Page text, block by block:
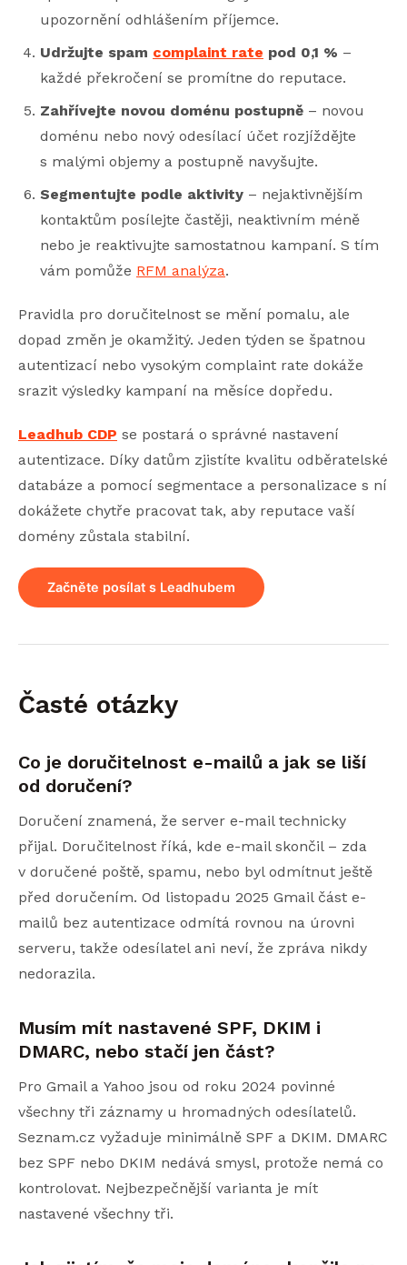
upozornění odhlášením příjemce.
Udržujte spam complaint rate pod 0,1 % –
každé překročení se promítne do reputace.
Zahřívejte novou doménu postupně – novou
doménu nebo nový odesílací účet rozjíždějte
s malými objemy a postupně navyšujte.
Segmentujte podle aktivity – nejaktivnějším
kontaktům posílejte častěji, neaktivním méně
nebo je reaktivujte samostatnou kampaní. S tím
vám pomůže RFM analýza.
Pravidla pro doručitelnost se mění pomalu, ale
dopad změn je okamžitý. Jeden týden se špatnou
autentizací nebo vysokým complaint rate dokáže
srazit výsledky kampaní na měsíce dopředu.
Leadhub CDP se postará o správné nastavení
autentizace. Díky datům zjistíte kvalitu odběratelské
databáze a pomocí segmentace a personalizace s ní
dokážete chytře pracovat tak, aby reputace vaší
domény zůstala stabilní.
Začněte posílat s Leadhubem
Časté otázky
Co je doručitelnost e-mailů a jak se liší
od doručení?
Doručení znamená, že server e-mail technicky
přijal. Doručitelnost říká, kde e-mail skončil – zda
v doručené poště, spamu, nebo byl odmítnut ještě
před doručením. Od listopadu 2025 Gmail část e-
mailů bez autentizace odmítá rovnou na úrovni
serveru, takže odesílatel ani neví, že zpráva nikdy
nedorazila.
Musím mít nastavené SPF, DKIM i
DMARC, nebo stačí jen část?
Pro Gmail a Yahoo jsou od roku 2024 povinné
všechny tři záznamy u hromadných odesílatelů.
Seznam.cz vyžaduje minimálně SPF a DKIM. DMARC
bez SPF nebo DKIM nedává smysl, protože nemá co
kontrolovat. Nejbezpečnější varianta je mít
nastavené všechny tři.